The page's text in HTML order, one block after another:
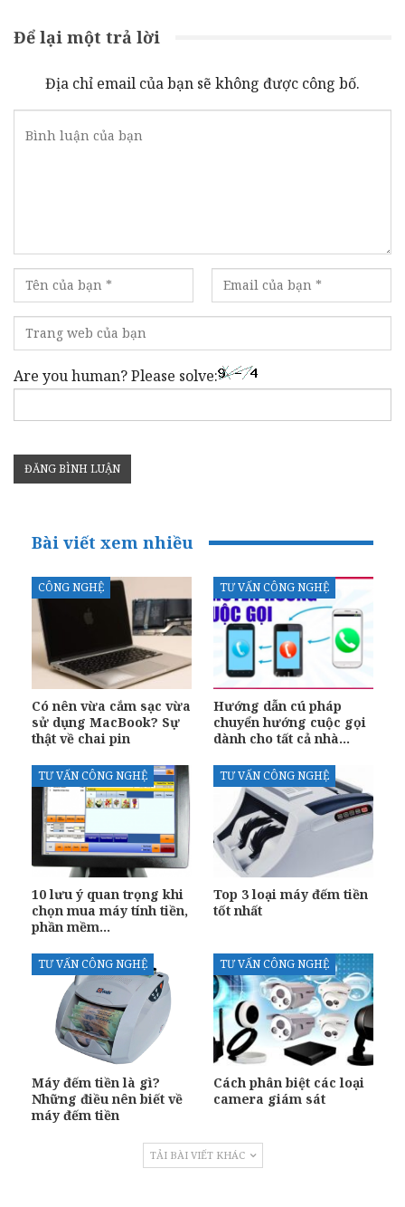
Để lại một trả lời
Địa chỉ email của bạn sẽ không được công bố.
Are you human? Please solve:
Bài viết xem nhiều
CÔNG NGHỆ
Có nên vừa cắm sạc vừa
sử dụng MacBook? Sự
thật về chai pin
TƯ VẤN CÔNG NGHỆ
Hướng dẫn cú pháp
chuyển hướng cuộc gọi
dành cho tất cả nhà…
TƯ VẤN CÔNG NGHỆ
10 lưu ý quan trọng khi
chọn mua máy tính tiền,
phần mềm…
TƯ VẤN CÔNG NGHỆ
Top 3 loại máy đếm tiền
tốt nhất
TƯ VẤN CÔNG NGHỆ
Máy đếm tiền là gì?
Những điều nên biết về
máy đếm tiền
TƯ VẤN CÔNG NGHỆ
Cách phân biệt các loại
camera giám sát
TẢI BÀI VIẾT KHÁC